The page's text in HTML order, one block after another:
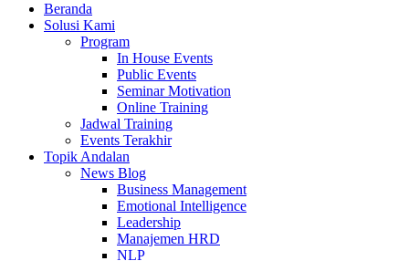
Beranda
Solusi Kami
Program
In House Events
Public Events
Seminar Motivation
Online Training
Jadwal Training
Events Terakhir
Topik Andalan
News Blog
Business Management
Emotional Intelligence
Leadership
Manajemen HRD
NLP